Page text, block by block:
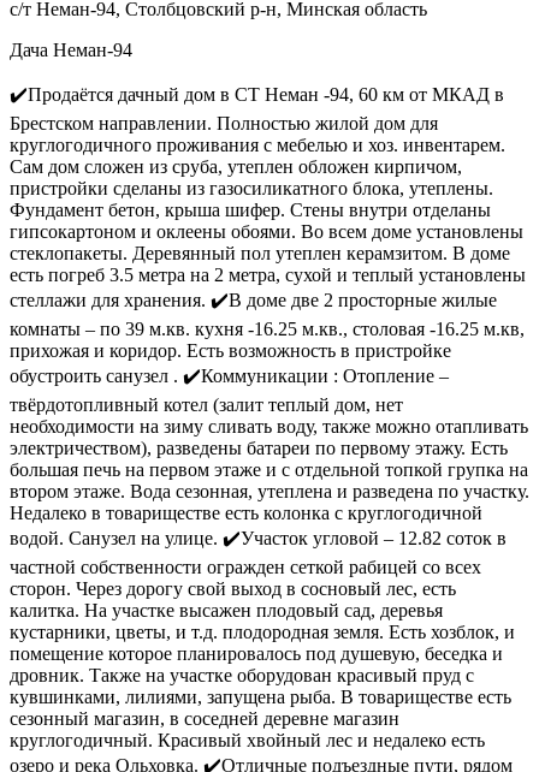
с/т Неман-94, Столбцовский р-н, Минская область
Дача Неман-94
✔️Продаётся дачный дом в СТ Неман -94, 60 км от МКАД в
Брестском направлении. Полностью жилой дом для
круглогодичного проживания с мебелью и хоз. инвентарем.
Сам дом сложен из сруба, утеплен обложен кирпичом,
пристройки сделаны из газосиликатного блока, утеплены.
Фундамент бетон, крыша шифер. Стены внутри отделаны
гипсокартоном и оклеены обоями. Во всем доме установлены
стеклопакеты. Деревянный пол утеплен керамзитом. В доме
есть погреб 3.5 метра на 2 метра, сухой и теплый установлены
стеллажи для хранения. ✔️В доме две 2 просторные жилые
комнаты – по 39 м.кв. кухня -16.25 м.кв., столовая -16.25 м.кв,
прихожая и коридор. Есть возможность в пристройке
обустроить санузел . ✔️Коммуникации : Отопление –
твёрдотопливный котел (залит теплый дом, нет
необходимости на зиму сливать воду, также можно отапливать
электричеством), разведены батареи по первому этажу. Есть
большая печь на первом этаже и с отдельной топкой групка на
втором этаже. Вода сезонная, утеплена и разведена по участку.
Недалеко в товариществе есть колонка с круглогодичной
водой. Санузел на улице. ✔️Участок угловой – 12.82 соток в
частной собственности огражден сеткой рабицей со всех
сторон. Через дорогу свой выход в сосновый лес, есть
калитка. На участке высажен плодовый сад, деревья
кустарники, цветы, и т.д. плодородная земля. Есть хозблок, и
помещение которое планировалось под душевую, беседка и
дровник. Также на участке оборудован красивый пруд с
кувшинками, лилиями, запущена рыба. В товариществе есть
сезонный магазин, в соседней деревне магазин
круглогодичный. Красивый хвойный лес и недалеко есть
озеро и река Ольховка. ✔️Отличные подъездные пути, рядом